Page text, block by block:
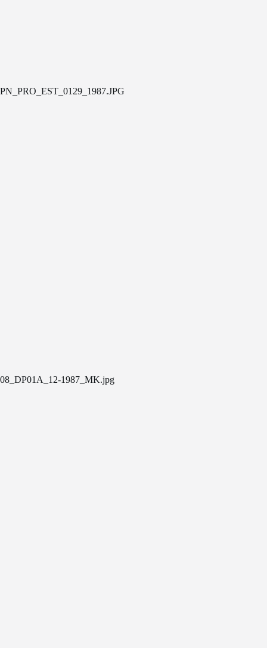
PN_PRO_EST_0129_1987.JPG
08_DP01A_12-1987_MK.jpg